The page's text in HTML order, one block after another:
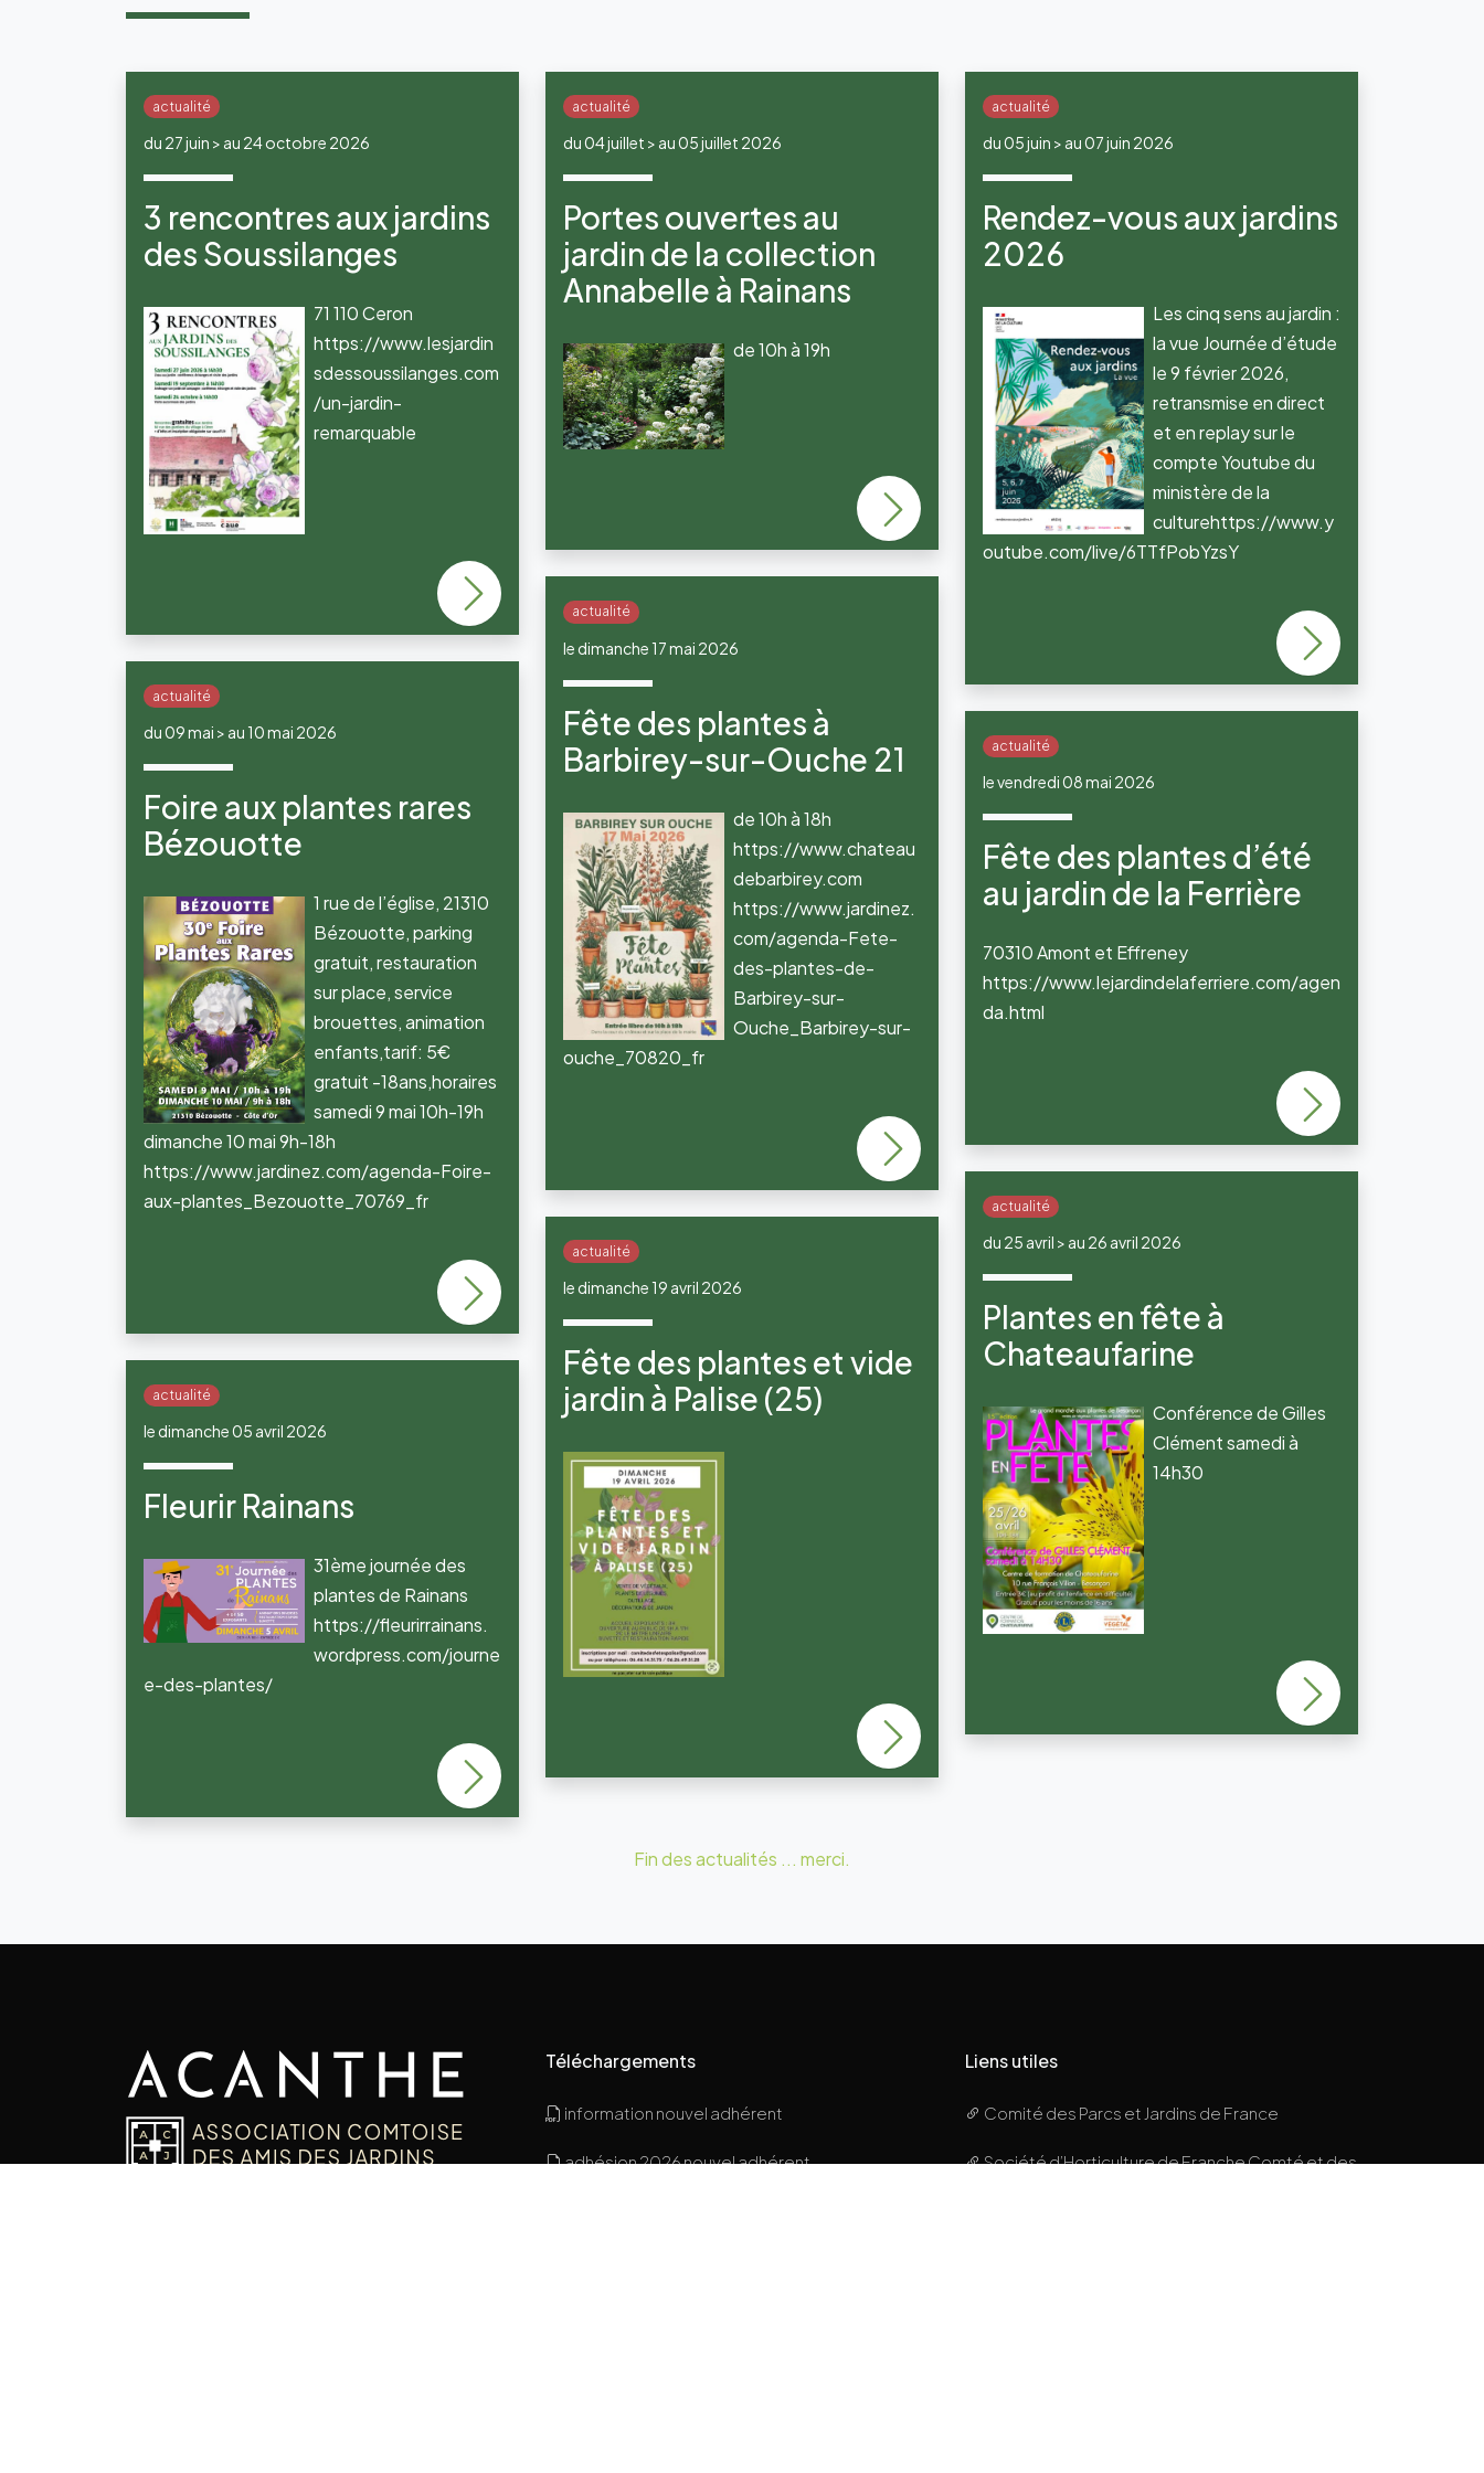
actualité
du 27 juin > au 24 octobre 2026
3 rencontres aux jardins
des Soussilanges
71 110 Ceron
https://www.lesjardin
sdessoussilanges.com
/un-jardin-
remarquable
actualité
du 04 juillet > au 05 juillet 2026
Portes ouvertes au
jardin de la collection
Annabelle à Rainans
de 10h à 19h
actualité
du 05 juin > au 07 juin 2026
Rendez-vous aux jardins
2026
Les cinq sens au jardin :
la vue Journée d’étude
le 9 février 2026,
retransmise en direct
et en replay sur le
compte Youtube du
ministère de la
culturehttps://www.y
outube.com/live/6TTfPobYzsY
actualité
le dimanche 17 mai 2026
Fête des plantes à
Barbirey-sur-Ouche 21
de 10h à 18h
https://www.chateau
debarbirey.com
https://www.jardinez.
com/agenda-Fete-
des-plantes-de-
Barbirey-sur-
Ouche_Barbirey-sur-
ouche_70820_fr
actualité
du 09 mai > au 10 mai 2026
Foire aux plantes rares
Bézouotte
1 rue de l’église, 21310
Bézouotte, parking
gratuit, restauration
sur place, service
brouettes, animation
enfants,tarif: 5€
gratuit -18ans,horaires
samedi 9 mai 10h-19h
dimanche 10 mai 9h-18h
https://www.jardinez.com/agenda-Foire-
aux-plantes_Bezouotte_70769_fr
actualité
le vendredi 08 mai 2026
Fête des plantes d’été
au jardin de la Ferrière
70310 Amont et Effreney
https://www.lejardindelaferriere.com/agen
da.html
actualité
du 25 avril > au 26 avril 2026
Plantes en fête à
Chateaufarine
Conférence de Gilles
Clément samedi à
14h30
actualité
le dimanche 19 avril 2026
Fête des plantes et vide
jardin à Palise (25)
actualité
le dimanche 05 avril 2026
Fleurir Rainans
31ème journée des
plantes de Rainans
https://fleurirrainans.
wordpress.com/journe
e-des-plantes/
Fin des actualités ... merci.
Téléchargements
information nouvel adhérent
adhésion 2026 nouvel adhérent
Liens utiles
Comité des Parcs et Jardins de France
Société d’Horticulture de Franche Comté et des